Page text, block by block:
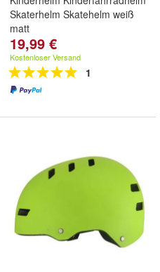
Skaterhelm Skatehelm weiß
matt
19,99 €
Kostenloser Versand
1